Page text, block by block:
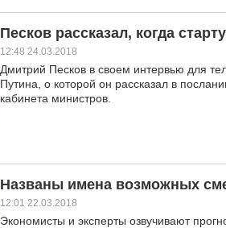
Песков рассказал, когда
12:48 24.03.2018
Дмитрий Песков в своем интервью для
Путина, о которой он рассказал в
кабинета министров.
Названы имена возможных
12:01 22.03.2018
Экономисты и эксперты озвучивают